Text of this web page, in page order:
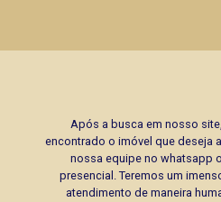
Após a busca em nosso
encontrado o imóvel que deseja
nossa equipe no whatsapp
presencial. Teremos um
atendimento de maneira